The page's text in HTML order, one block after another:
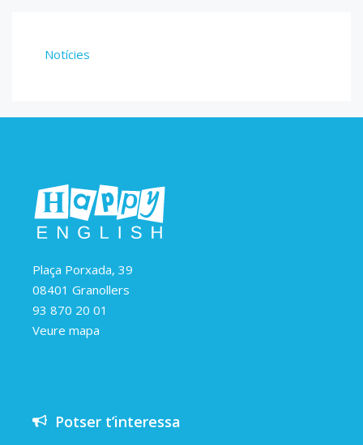
Notícies
Plaça Porxada, 39
08401 Granollers
93 870 20 01
Veure mapa
Potser t’interessa